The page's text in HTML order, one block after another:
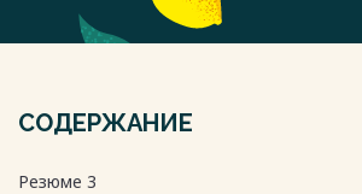
СОДЕРЖАНИЕ
Резюме 3